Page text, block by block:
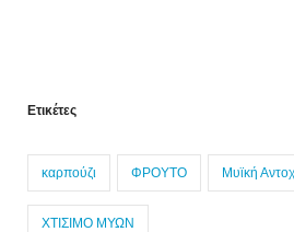
Ετικέτες
καρπούζι ΦΡΟΥΤΟ Μυϊκή
ΧΤΙΣΙΜΟ ΜΥΩΝ